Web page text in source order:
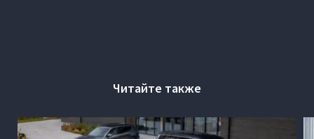
Читайте также